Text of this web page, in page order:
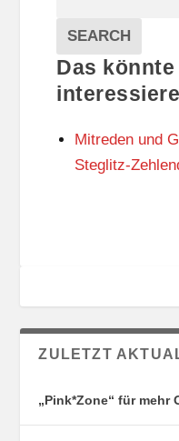
A
L
T
U
N
S
O
E
G
O
R
N
Veranstaltungen
SEARCH
Das könnte
Mitreden und
Steglitz-
ZULETZT
„Pink*Zone“ für mehr